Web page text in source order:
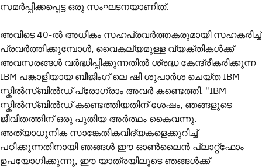
സമർപ്പിക്കപ്പെട്ട ഒരു സംഘടനയാണിത്.
അവിടെ 40-ൽ അധികം സഹപ്രവർത്തകരുമായി സഹകരിച്ച്
പ്രവർത്തിക്കുമ്പോൾ, വൈകല്യമുള്ള വ്യക്തികൾക്ക്
അവസരങ്ങൾ വർദ്ധിപ്പിക്കുന്നതിൽ ശ്രദ്ധ കേന്ദ്രീകരിക്കുന്ന
IBM പങ്കാളിയായ ബീജിംഗ് ലെ ഷി ശുപാർശ ചെയ്ത IBM
സ്കിൽസ്ബിൽഡ് പ്രോഗ്രാം അവർ കണ്ടെത്തി. "IBM
സ്കിൽസ്ബിൽഡ് കണ്ടെത്തിയതിന് ശേഷം, ഞങ്ങളുടെ
ജീവിതത്തിന് ഒരു പുതിയ അർത്ഥം കൈവന്നു.
അത്യാധുനിക സാങ്കേതികവിദ്യകളെക്കുറിച്ച്
പഠിക്കുന്നതിനായി ഞങ്ങൾ ഈ ഓൺലൈൻ പ്ലാറ്റ്ഫോം
ഉപയോഗിക്കുന്നു, ഈ യാത്രയിലൂടെ ഞങ്ങൾക്ക്